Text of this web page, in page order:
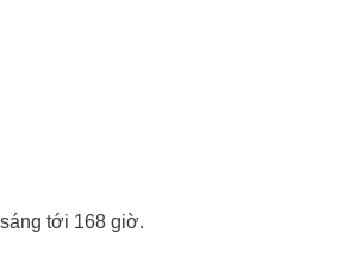
tới 168 giờ.